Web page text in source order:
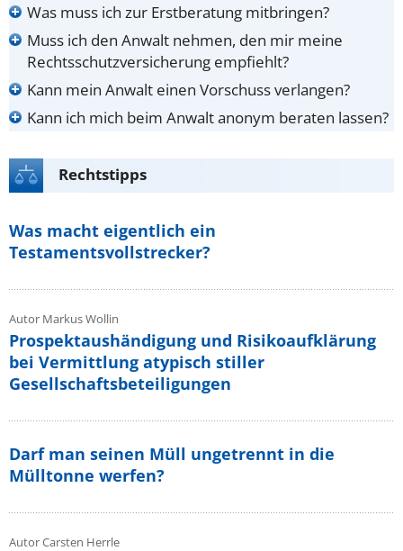
Was muss ich zur Erstberatung mitbringen?
Muss ich den Anwalt nehmen, den mir meine
Rechtsschutzversicherung empfiehlt?
Kann mein Anwalt einen Vorschuss verlangen?
Kann ich mich beim Anwalt anonym beraten lassen?
Rechtstipps
Was macht eigentlich ein
Testamentsvollstrecker?
Autor Markus Wollin
Prospektaushändigung und Risikoaufklärung
bei Vermittlung atypisch stiller
Gesellschaftsbeteiligungen
Darf man seinen Müll ungetrennt in die
Mülltonne werfen?
Autor Carsten Herrle